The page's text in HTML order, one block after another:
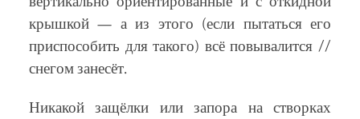
крышкой — а из этого (если пытаться его
приспособить для такого) всё повывалится //
снегом занесёт.
Никакой защёлки или запора на створках